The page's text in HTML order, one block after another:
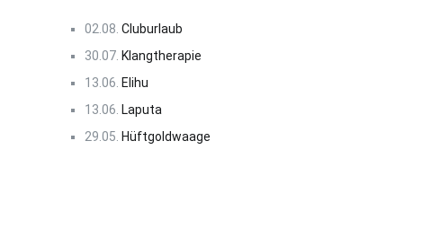
02.08. Cluburlaub
30.07. Klangtherapie
13.06. Elihu
13.06. Laputa
29.05. Hüftgoldwaage